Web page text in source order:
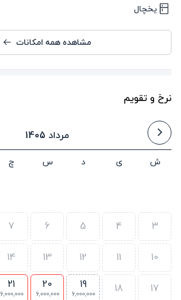
یخچال
مشاهده همه امکانات
نرخ و تقویم
مرداد 1405
ش ی د س چ
3
4
5
6
7
10
11
12
13
14
17
18
19
6,000,000
20
6,000,000
21
6,000,000